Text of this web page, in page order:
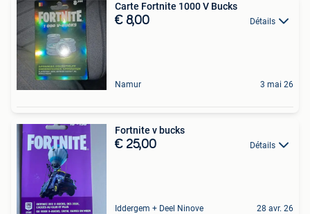
Carte Fortnite 1000 V Bucks
€ 8,00 Détails
Namur 3 mai 26
Fortnite v bucks
€ 25,00 Détails
Iddergem + Deel Ninove 28 avr. 26